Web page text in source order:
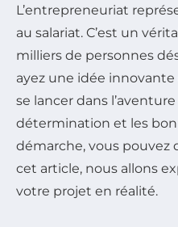
L’entrepreneuriat
au salariat. C’est un
milliers de personnes
ayez une idée
se lancer dans
détermination et les
démarche, vous pouvez
cet article, nous allons
votre projet en réalité.